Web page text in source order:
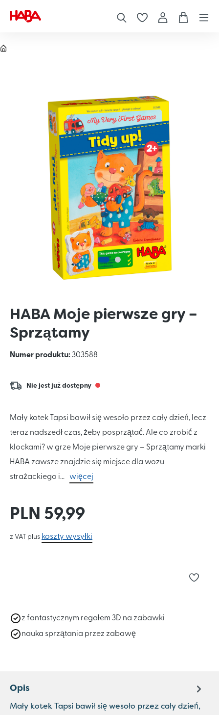
HABA Moje pierwsze gry –
Sprzątamy
Numer produktu:303588
Nie jest już dostępny
Mały kotek Tapsi bawił się wesoło przez cały dzień, lecz
teraz nadszedł czas, żeby posprzątać. Ale co zrobić z
klockami? w grze Moje pierwsze gry – Sprzątamy marki
HABA zawsze znajdzie się miejsce dla wozu
strażackiego i...
więcej
PLN 59,99
z VAT plus koszty wysyłki
z fantastycznym regałem 3D na zabawki
nauka sprzątania przez zabawę
Opis
Mały kotek Tapsi bawił się wesoło przez cały dzień,